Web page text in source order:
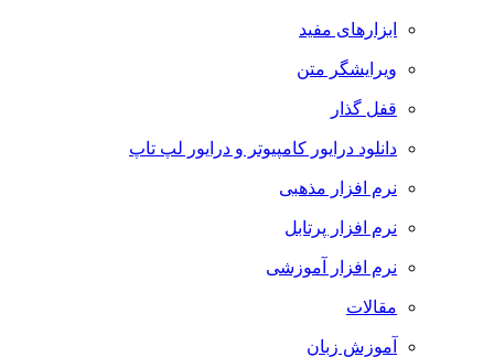
ابزارهای مفید
ویرایشگر متن
قفل گذار
دانلود درایور کامپیوتر و درایور لپ تاپ
نرم افزار مذهبی
نرم افزار پرتابل
نرم افزار آموزشی
مقالات
آموزش زبان